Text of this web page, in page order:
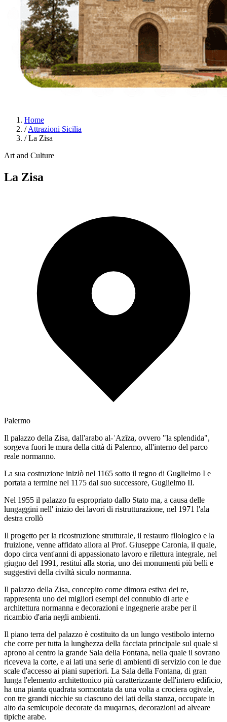
Home
/ Attrazioni Sicilia
/ La Zisa
Art and Culture
La Zisa
Palermo
Il palazzo della Zisa, dall'arabo al-ʿAzīza, ovvero "la splendida",
sorgeva fuori le mura della città di Palermo, all'interno del parco
reale normanno.
La sua costruzione iniziò nel 1165 sotto il regno di Guglielmo I e
portata a termine nel 1175 dal suo successore, Guglielmo II.
Nel 1955 il palazzo fu espropriato dallo Stato ma, a causa delle
lungaggini nell' inizio dei lavori di ristrutturazione, nel 1971 l'ala
destra crollò
Il progetto per la ricostruzione strutturale, il restauro filologico e la
fruizione, venne affidato allora al Prof. Giuseppe Caronia, il quale,
dopo circa vent'anni di appassionato lavoro e rilettura integrale, nel
giugno del 1991, restituì alla storia, uno dei monumenti più belli e
suggestivi della civiltà siculo normanna.
Il palazzo della Zisa, concepito come dimora estiva dei re,
rappresenta uno dei migliori esempi del connubio di arte e
architettura normanna e decorazioni e ingegnerie arabe per il
ricambio d'aria negli ambienti.
Il piano terra del palazzo è costituito da un lungo vestibolo interno
che corre per tutta la lunghezza della facciata principale sul quale si
aprono al centro la grande Sala della Fontana, nella quale il sovrano
riceveva la corte, e ai lati una serie di ambienti di servizio con le due
scale d'accesso ai piani superiori. La Sala della Fontana, di gran
lunga l'elemento architettonico più caratterizzante dell'intero edificio,
ha una pianta quadrata sormontata da una volta a crociera ogivale,
con tre grandi nicchie su ciascuno dei lati della stanza, occupate in
alto da semicupole decorate da muqarnas, decorazioni ad alveare
tipiche arabe.